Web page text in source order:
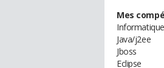
Mes
Informatique
Java/j2ee
Jboss
Eclipse